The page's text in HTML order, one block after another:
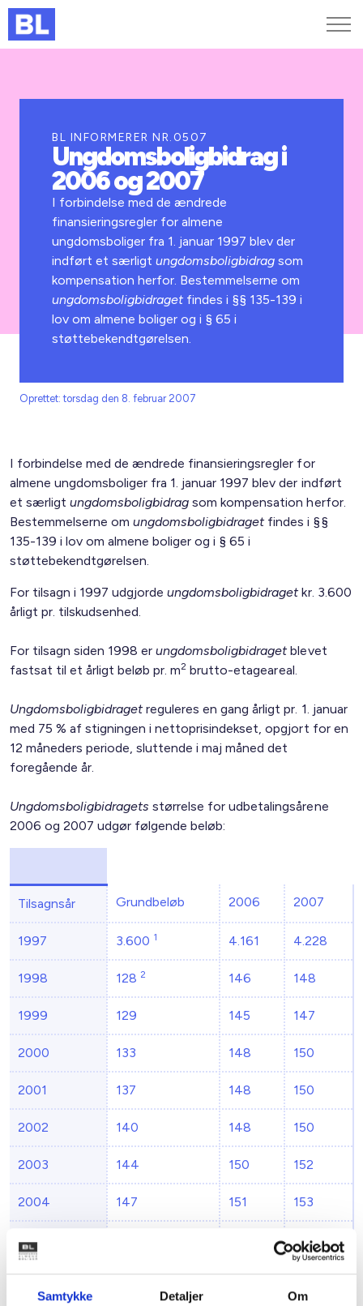
Samtykke Detaljer Om
Kurser og arrangementer
Jobportalen
BL INFORMERER NR.0507
Ungdomsboligbidrag i
2006 og 2007
I forbindelse med de ændrede
finansieringsregler for almene
ungdomsboliger fra 1. januar 1997 blev der
indført et særligtungdomsboligbidrag som
kompensation herfor. Bestemmelserne om
ungdomsboligbidraget findes i §§ 135-139 i
lov om almene boliger og i § 65 i
støttebekendtgørelsen.
Oprettet: torsdag den 8. februar 2007
I forbindelse med de ændrede finansieringsregler for
almene ungdomsboliger fra 1. januar 1997 blev der indført
et særligtungdomsboligbidrag som kompensation herfor.
Bestemmelserne omungdomsboligbidraget findes i §§
135-139 i lov om almene boliger og i § 65 i
støttebekendtgørelsen.
For tilsagn i 1997 udgjordeungdomsboligbidraget kr. 3.600
årligt pr. tilskudsenhed.
For tilsagn siden 1998 erungdomsboligbidraget blevet
fastsat til et årligt beløb pr. m2 brutto-etageareal.
Ungdomsboligbidraget reguleres en gang årligt pr. 1. januar
med 75 % af stigningen i nettoprisindekset, opgjort for en
12 måneders periode, sluttende i maj måned det
foregående år.
Ungdomsboligbidragets størrelse for udbetalingsårene
2006 og 2007 udgør følgende beløb:
Tilsagnsår Grundbeløb 2006 2007
1997 3.600 1 4.161 4.228
1998 128 2 146 148
1999 129 145 147
2000 133 148 150
2001 137 148 150
2002 140 148 150
2003 144 150 152
2004 147 151 153
2005 153
2006 153 153 155